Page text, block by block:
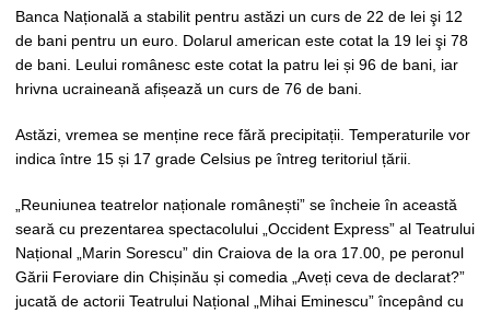
Banca Națională a stabilit pentru astăzi un curs de 22 de lei şi 12
de bani pentru un euro. Dolarul american este cotat la 19 lei şi 78
de bani. Leului românesc este cotat la patru lei și 96 de bani, iar
hrivna ucraineană afișează un curs de 76 de bani.
Astăzi, vremea se menține rece fără precipitații. Temperaturile vor
indica între 15 și 17 grade Celsius pe întreg teritoriul țării.
„Reuniunea teatrelor naționale românești” se încheie în această
seară cu prezentarea spectacolului „Occident Express” al Teatrului
Național „Marin Sorescu” din Craiova de la ora 17.00, pe peronul
Gării Feroviare din Chișinău și comedia „Aveți ceva de declarat?”
jucată de actorii Teatrului Național „Mihai Eminescu” începând cu